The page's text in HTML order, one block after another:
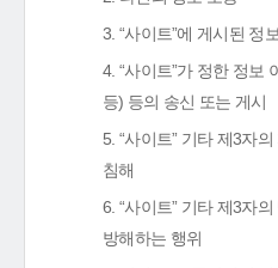
3. “사이트”에 게시된 정
4. “사이트”가 정한 정보
등) 등의 송신 또는 게시
5. “사이트” 기타 제3자
침해
6. “사이트” 기타 제3자
방해하는 행위